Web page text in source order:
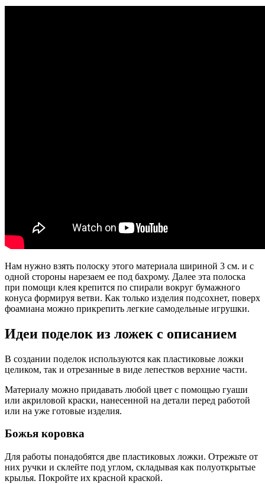
Нам нужно взять полоску этого материала шириной 3 см. и с
одной стороны нарезаем ее под бахрому. Далее эта полоска
при помощи клея крепится по спирали вокруг бумажного
конуса формируя ветви. Как только изделия подсохнет, поверх
фоамиана можно прикрепить легкие самодельные игрушки.
Идеи поделок из ложек с описанием
В создании поделок используются как пластиковые ложки
целиком, так и отрезанные в виде лепестков верхние части.
Материалу можно придавать любой цвет с помощью гуаши
или акриловой краски, нанесенной на детали перед работой
или на уже готовые изделия.
Божья коровка
Для работы понадобятся две пластиковых ложки. Отрежьте от
них ручки и склейте под углом, складывая как полуоткрытые
крылья. Покройте их красной краской.